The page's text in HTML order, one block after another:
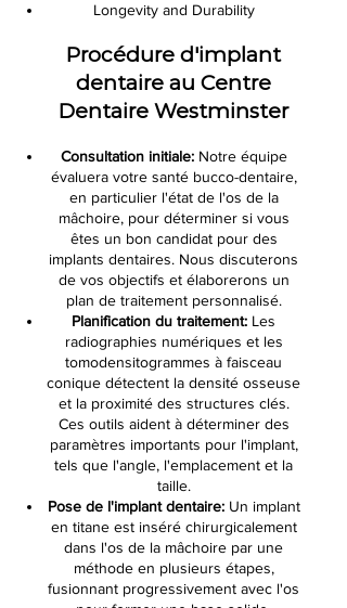
Longevity and Durability
Procédure d'implant
dentaire au Centre
Dentaire Westminster
Consultation initiale:Notre équipe
évaluera votre santé bucco-dentaire,
en particulier l'état de l'os de la
mâchoire, pour déterminer si vous
êtes un bon candidat pour des
implants dentaires. Nous discuterons
de vos objectifs et élaborerons un
plan de traitement personnalisé.
Planification du traitement: Les
radiographies numériques et les
tomodensitogrammes à faisceau
conique détectent la densité osseuse
et la proximité des structures clés.
Ces outils aident à déterminer des
paramètres importants pour l'implant,
tels que l'angle, l'emplacement et la
taille.
Pose de l'implant dentaire:Un implant
en titane est inséré chirurgicalement
dans l'os de la mâchoire par une
méthode en plusieurs étapes,
fusionnant progressivement avec l'os